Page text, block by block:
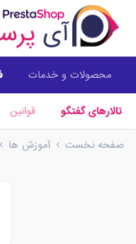
محصولات و خدمات
تالارهای گفتگو قوانین
صفحه نخست آموزش ها